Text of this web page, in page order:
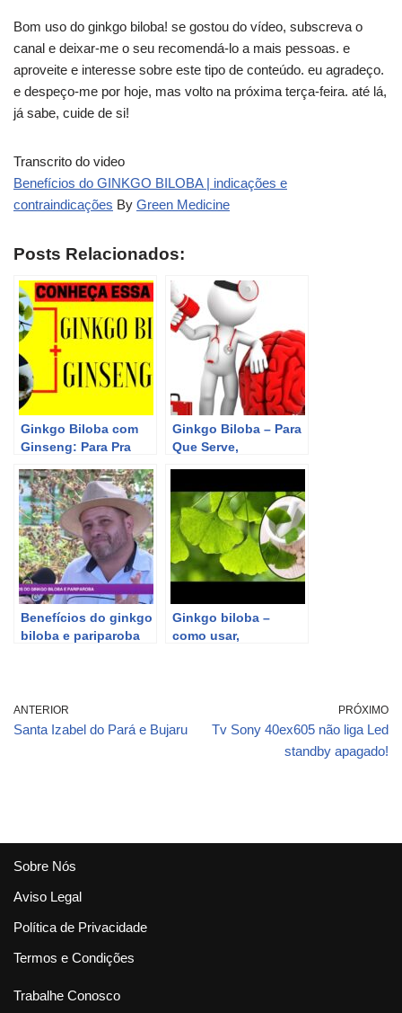
Bom uso do ginkgo biloba! se gostou do vídeo, subscreva o
canal e deixar-me o seu recomendá-lo a mais pessoas. e
aproveite e interesse sobre este tipo de conteúdo. eu agradeço.
e despeço-me por hoje, mas volto na próxima terça-feira. até lá,
já sabe, cuide de si!
Transcrito do video
Benefícios do GINKGO BILOBA | indicações e
contraindicações By Green Medicine
Posts Relacionados:
Ginkgo Biloba com
Ginseng: Para Pra
Biloba com Ginseng?
Entenda Seus
Benefícios!
Ginkgo Biloba – Para
Que Serve,
Indicações
Benefícios do ginkgo
biloba e pariparoba
Ginkgo biloba –
como usar,
ANTERIOR
Santa Izabel do Pará e Bujaru
PRÓXIMO
Tv Sony 40ex605 não liga Led
standby apagado!
Sobre Nós
Aviso Legal
Política de Privacidade
Termos e Condições
Trabalhe Conosco